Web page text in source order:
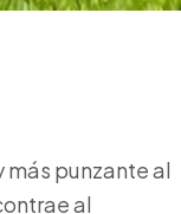
más punzante al
al